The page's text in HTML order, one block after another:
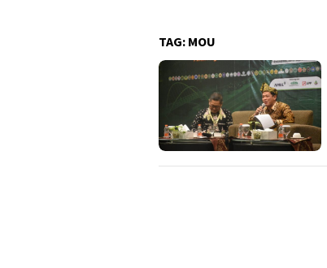
TAG: MOU